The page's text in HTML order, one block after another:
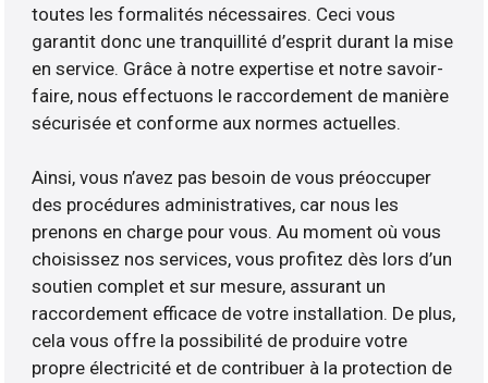
toutes les formalités nécessaires. Ceci vous
garantit donc une tranquillité d’esprit durant la mise
en service. Grâce à notre expertise et notre savoir-
faire, nous effectuons le raccordement de manière
sécurisée et conforme aux normes actuelles.
Ainsi, vous n’avez pas besoin de vous préoccuper
des procédures administratives, car nous les
prenons en charge pour vous. Au moment où vous
choisissez nos services, vous profitez dès lors d’un
soutien complet et sur mesure, assurant un
raccordement efficace de votre installation. De plus,
cela vous offre la possibilité de produire votre
propre électricité et de contribuer à la protection de